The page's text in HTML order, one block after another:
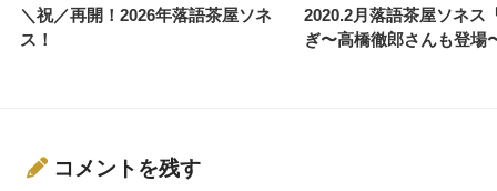
＼祝／再開！2026年落語茶屋ソネ
ス！
2020.2月落語茶屋ソネス
ぎ〜高橋徹郎さんも登場
コメントを残す